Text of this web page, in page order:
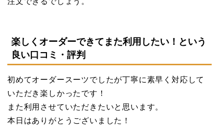
楽しくオーダーできてまた利用したい！という
良い口コミ・評判
初めてオーダースーツでしたが丁寧に素早く対応して
いただき楽しかったです！
また利用させていただきたいと思います。
本日はありがとうございました！